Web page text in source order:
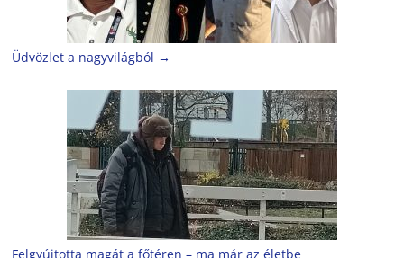
Üdvözlet a nagyvilágból →
Felgyújtotta magát a főtéren – ma már az életbe